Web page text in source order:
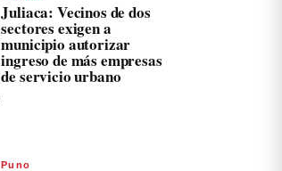
Juliaca: Vecinos de dos
sectores exigen a
municipio autorizar
ingreso de más empresas
de servicio urbano
Puno